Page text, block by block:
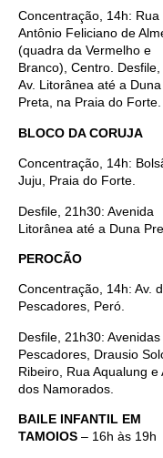
Concentração, 14h: Rua
Antônio Feliciano de
(quadra da Vermelho e
Branco), Centro. Desfile,
Av. Litorânea até a Duna
Preta, na Praia do Forte.
BLOCO DA CORUJA
Concentração, 14h:
Juju, Praia do Forte.
Desfile, 21h30: Avenida
Litorânea até a Duna
PEROCÃO
Concentração, 14h: Av.
Pescadores, Peró.
Desfile, 21h30:
Pescadores, Drausio
Ribeiro, Rua Aqualung e
dos Namorados.
BAILE INFANTIL EM
TAMOIOS – 16h às 19h